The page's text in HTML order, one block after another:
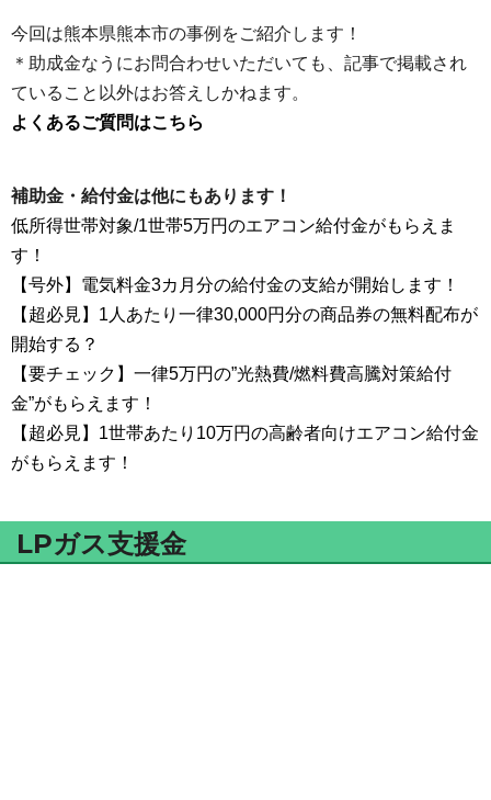
今回は熊本県熊本市の事例をご紹介します！
＊助成金なうにお問合わせいただいても、記事で掲載され
ていること以外はお答えしかねます。
よくあるご質問はこちら
補助金・給付金は他にもあります！
低所得世帯対象/1世帯5万円のエアコン給付金がもらえま
す！
【号外】電気料金3カ月分の給付金の支給が開始します！
【超必見】1人あたり一律30,000円分の商品券の無料配布が
開始する？
【要チェック】一律5万円の”光熱費/燃料費高騰対策給付
金”がもらえます！
【超必見】1世帯あたり10万円の高齢者向けエアコン給付金
がもらえます！
LPガス支援金